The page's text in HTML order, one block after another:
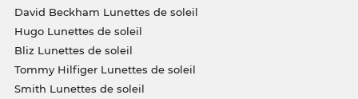
David Beckham Lunettes de soleil
Hugo Lunettes de soleil
Bliz Lunettes de soleil
Tommy Hilfiger Lunettes de soleil
Smith Lunettes de soleil